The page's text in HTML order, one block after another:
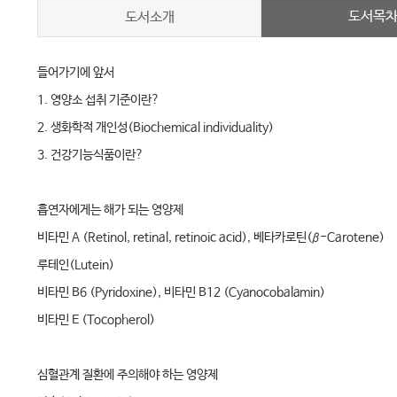
도서소개 도서목차
들어가기에 앞서
1. 영양소 섭취 기준이란?
2. 생화학적 개인성(Biochemical individuality)
3. 건강기능식품이란?
흡연자에게는 해가 되는 영양제
비타민 A (Retinol, retinal, retinoic acid), 베타카로틴(β-Carotene)
루테인(Lutein)
비타민 B6 (Pyridoxine), 비타민 B12 (Cyanocobalamin)
비타민 E (Tocopherol)
심혈관계 질환에 주의해야 하는 영양제